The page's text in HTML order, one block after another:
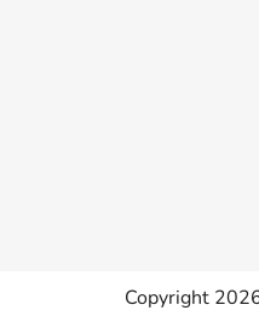
Copyright